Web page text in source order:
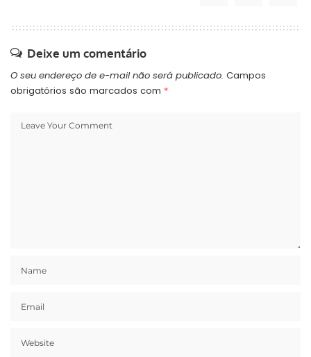
Deixe um comentário
O seu endereço de e-mail não será publicado. Campos
obrigatórios são marcados com *